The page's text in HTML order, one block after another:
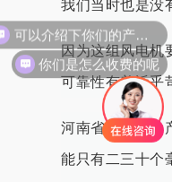
我们当时也是没
因为这组风电机
可靠性有着近乎
河南省高端轴承
能只有二三十个
可以介绍下你们的产品么
你们是怎么收费的呢